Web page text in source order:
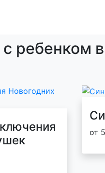
ребенком
от